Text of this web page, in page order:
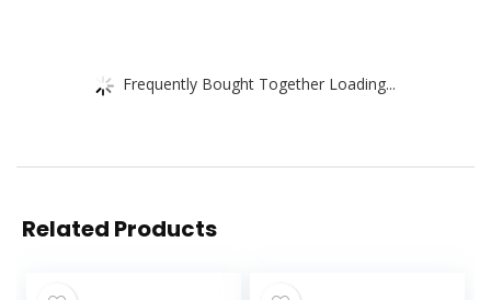
Frequently Bought Together Loading...
Related Products